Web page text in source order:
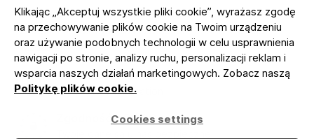
Klikając „Akceptuj wszystkie pliki cookie”, wyrażasz zgodę
na przechowywanie plików cookie na Twoim urządzeniu
oraz używanie podobnych technologii w celu usprawnienia
nawigacji po stronie, analizy ruchu, personalizacji reklam i
wsparcia naszych działań marketingowych. Zobacz naszą
Politykę plików cookie.
Cookies settings
Regulamin Serwisu Polityka Prywatności
Strona
zaufania
Ustawienia ciasteczek
Identyfikacja
wizualna
BUREAU VERITAS
ISO 27001 Certification
Zgodność z RODO